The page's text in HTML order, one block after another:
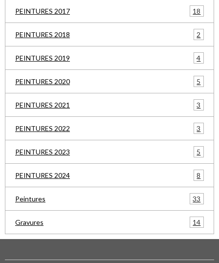
PEINTURES 2017 18
PEINTURES 2018 2
PEINTURES 2019 4
PEINTURES 2020 5
PEINTURES 2021 3
PEINTURES 2022 3
PEINTURES 2023 5
PEINTURES 2024 8
Peintures 33
Gravures 14